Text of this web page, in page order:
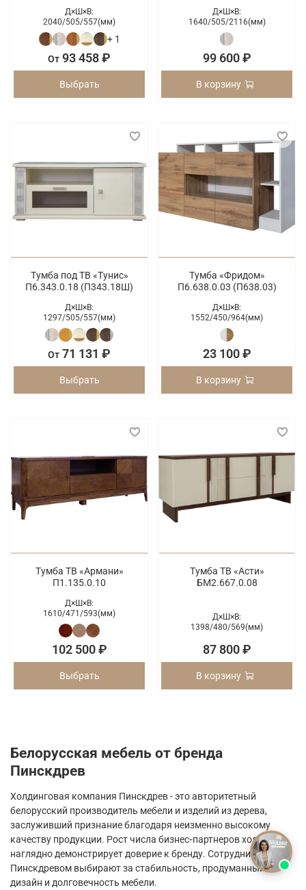
Д×Ш×В:
2040/505/557(мм)
+ 1
От 93 458 ₽
Выбрать
Д×Ш×В:
1640/505/2116(мм)
99 600 ₽
В корзину
Тумба под ТВ «Тунис»
П6.343.0.18 (П343.18Ш)
Д×Ш×В:
1297/505/557(мм)
От 71 131 ₽
Выбрать
Тумба «Фридом»
П6.638.0.03 (П638.03)
Д×Ш×В:
1552/450/964(мм)
23 100 ₽
В корзину
Тумба ТВ «Армани»
П1.135.0.10
Д×Ш×В:
1610/471/593(мм)
102 500 ₽
Выбрать
Тумба ТВ «Асти»
БМ2.667.0.08
Д×Ш×В:
1398/480/569(мм)
87 800 ₽
В корзину
Белорусская мебель от бренда
Пинскдрев
Холдинговая компания Пинскдрев - это авторитетный
белорусский производитель мебели и изделий из дерева,
заслуживший признание благодаря неизменно высокому
качеству продукции. Рост числа бизнес‑партнеров холдинга
наглядно демонстрирует доверие к бренду. Сотрудничество с
Пинскдревом выбирают за стабильность, продуманный
дизайн и долговечность мебели.